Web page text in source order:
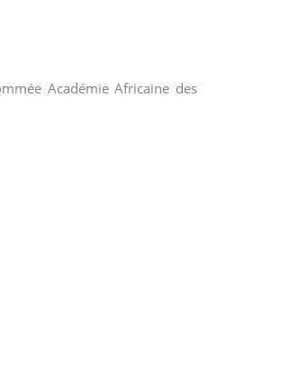
Académie Africaine des